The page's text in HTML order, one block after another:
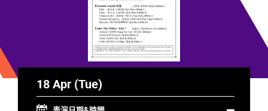
18 Apr (Tue)